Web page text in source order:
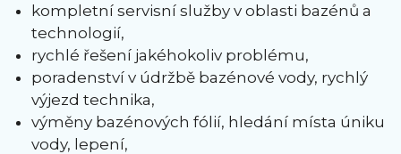
kompletní servisní služby v oblasti bazénů a
technologií,
rychlé řešení jakéhokoliv problému,
poradenství v údržbě bazénové vody, rychlý
výjezd technika,
výměny bazénových fólií, hledání místa úniku
vody, lepení,